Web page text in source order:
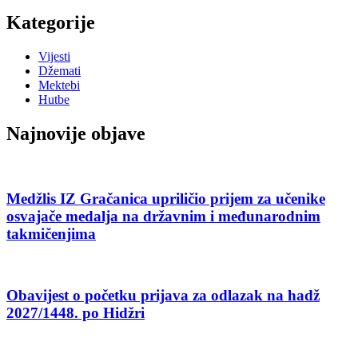
Kategorije
Vijesti
Džemati
Mektebi
Hutbe
Najnovije objave
Medžlis IZ Gračanica upriličio prijem za učenike
osvajače medalja na državnim i međunarodnim
takmičenjima
Obavijest o početku prijava za odlazak na hadž
2027/1448. po Hidžri